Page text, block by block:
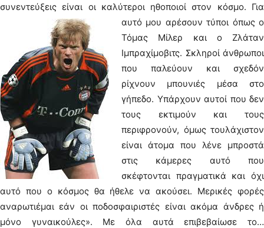
συνεντεύξεις είναι οι καλύτεροι ηθοποιοί στον κόσμο. Για
αυτό μου αρέσουν τύποι όπως ο
Τόμας Μίλερ και ο Ζλάταν
Ιμπραχίμοβιτς. Σκληροί άνθρωποι
που παλεύουν και σχεδόν
ρίχνουν μπουνιές μέσα στο
γήπεδο. Υπάρχουν αυτοί που δεν
τους εκτιμούν και τους
περιφρονούν, όμως τουλάχιστον
είναι άτομα που λένε μπροστά
στις κάμερες αυτό που
σκέφτονται πραγματικά και όχι
αυτό που ο κόσμος θα ήθελε να ακούσει. Μερικές φορές
αναρωτιέμαι εάν οι ποδοσφαιριστές είναι ακόμα άνδρες ή
μόνο γυναικούλες». Με όλα αυτά επιβεβαίωσε το…